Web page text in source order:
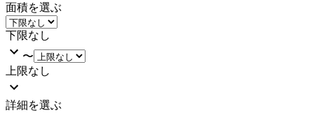
面積を選ぶ
下限なし
〜
上限なし
詳細を選ぶ